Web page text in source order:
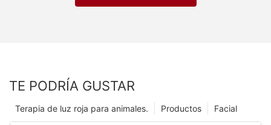
TE PODRÍA GUSTAR
Facial
Productos
Terapia de luz roja para animales.